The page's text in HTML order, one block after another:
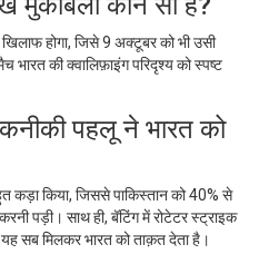
होगा, जिसे 9 अक्टूबर को भी उसी
भारत की क्वालिफ़ाइंग परिदृश्य को स्पष्ट
पहलू ने भारत को
कड़ा किया, जिससे पाकिस्तान को 40% से
पड़ी। साथ ही, बॅटिंग में रोटेटर स्ट्राइक
सब मिलकर भारत को ताक़त देता है।